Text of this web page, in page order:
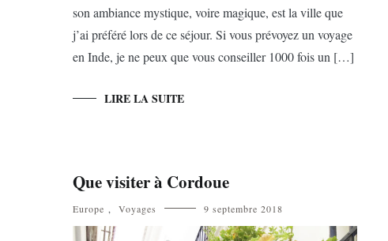
son ambiance mystique, voire magique, est la ville que
j’ai préféré lors de ce séjour. Si vous prévoyez un voyage
en Inde, je ne peux que vous conseiller 1000 fois un […]
LIRE LA SUITE
Que visiter à Cordoue
Europe , Voyages 9 septembre 2018